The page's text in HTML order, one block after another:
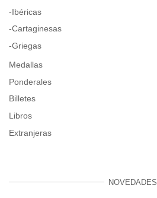
-Ibéricas
-Cartaginesas
-Griegas
Medallas
Ponderales
Billetes
Libros
Extranjeras
NOVEDADES